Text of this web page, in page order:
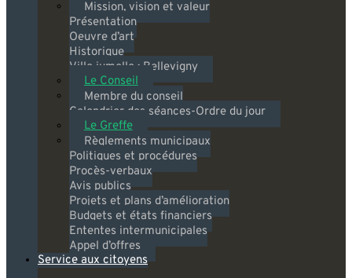
Mission, vision et valeur
Présentation
Oeuvre d’art
Historique
Ville jumelle : Bellevigny
Le Conseil
Membre du conseil
Calendrier des séances-Ordre du jour
Le Greffe
Règlements municipaux
Politiques et procédures
Procès-verbaux
Avis publics
Projets et plans d’amélioration
Budgets et états financiers
Ententes intermunicipales
Appel d’offres
Service aux citoyens